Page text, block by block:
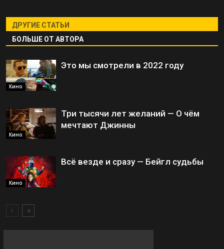
ДРУГИЕ СТАТЬИ
БОЛЬШЕ ОТ АВТОРА
Кино
Это мы смотрели в 2022 году
Кино
Три тысячи лет желаний — О чём
мечтают Джинны
Кино
Всё везде и сразу — Бейгл судьбы